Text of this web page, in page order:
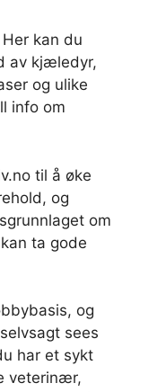
kan du
av kjæledyr,
og ulike
info om
til å øke
og
om
ta gode
og
sees
har et sykt
veterinær,